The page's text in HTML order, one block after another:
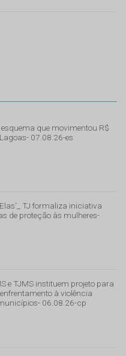
que movimentou R$
07.08.26-es
TJ formaliza iniciativa
de proteção às mulheres-
e TJMS instituem projeto para
à violência
06.08.26-cp